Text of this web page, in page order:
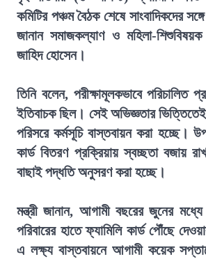
কমিটির পঞ্চম বৈঠক শেষে সাংবাদিকদের
জানান সমাজকল্যাণ ও মহিলা-
জাহিদ হোসেন।
তিনি বলেন, পরীক্ষামূলকভাবে পরিচালিত
ইতিবাচক ছিল। সেই অভিজ্ঞতার
পরিসরে কর্মসূচি বাস্তবায়ন করা হচ্ছে।
কার্ড বিতরণ প্রক্রিয়ায় স্বচ্ছতা বজায়
বাছাই পদ্ধতি অনুসরণ করা হচ্ছে।
মন্ত্রী জানান, আগামী বছরের জুনের
পরিবারের হাতে ফ্যামিলি কার্ড পৌঁছে
এ লক্ষ্য বাস্তবায়নে আগামী কয়েক